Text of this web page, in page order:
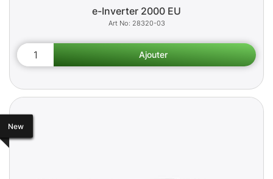
e-Inverter 2000 EU
28320-03
New